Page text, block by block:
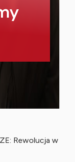
Rewolucja w